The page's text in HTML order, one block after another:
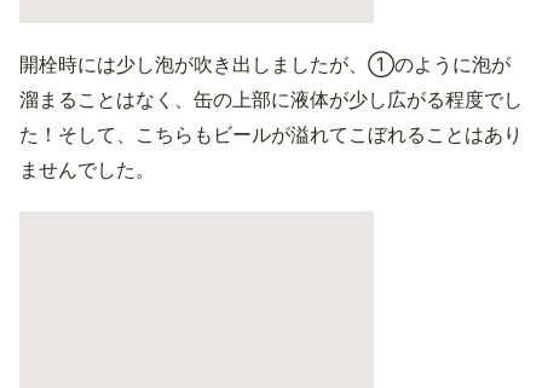
開栓時には少し泡が吹き出しましたが、①のように泡が
溜まることはなく、缶の上部に液体が少し広がる程度でし
た！そして、こちらもビールが溢れてこぼれることはあり
ませんでした。